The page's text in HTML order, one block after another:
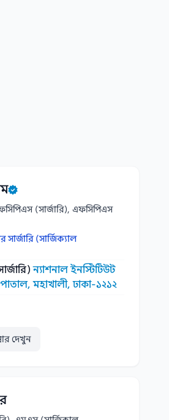
(সার্জারি), এফসিপিএস
সার্জারি (সার্জিক্যাল
ন্যাশনাল ইনস্টিটিউট
মহাখালী, ঢাকা-১২১২
দেখুন